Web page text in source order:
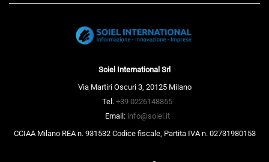
Soiel International Srl
Via Martiri Oscuri 3, 20125 Milano
Tel. +39 0226148855
Email: info@soiel.it
CCIAA Milano REA n. 931532 Codice fiscale, Partita IVA n. 02731980153